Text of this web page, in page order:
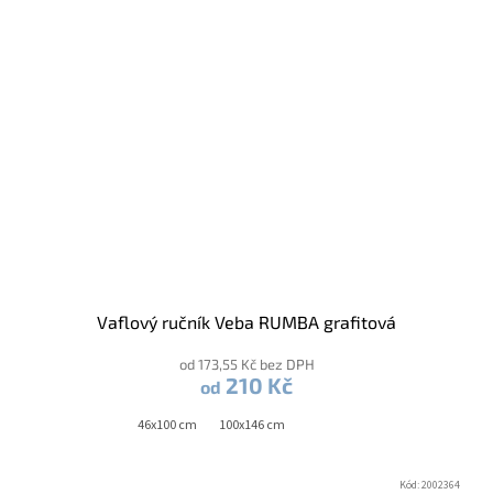
Vaflový ručník Veba RUMBA grafitová
od 173,55 Kč bez DPH
od 210 Kč
46x100 cm 100x146 cm
Kód:2002364